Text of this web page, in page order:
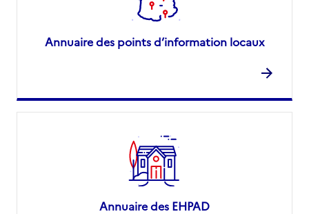
Annuaire des points d’information locaux
Annuaire des EHPAD